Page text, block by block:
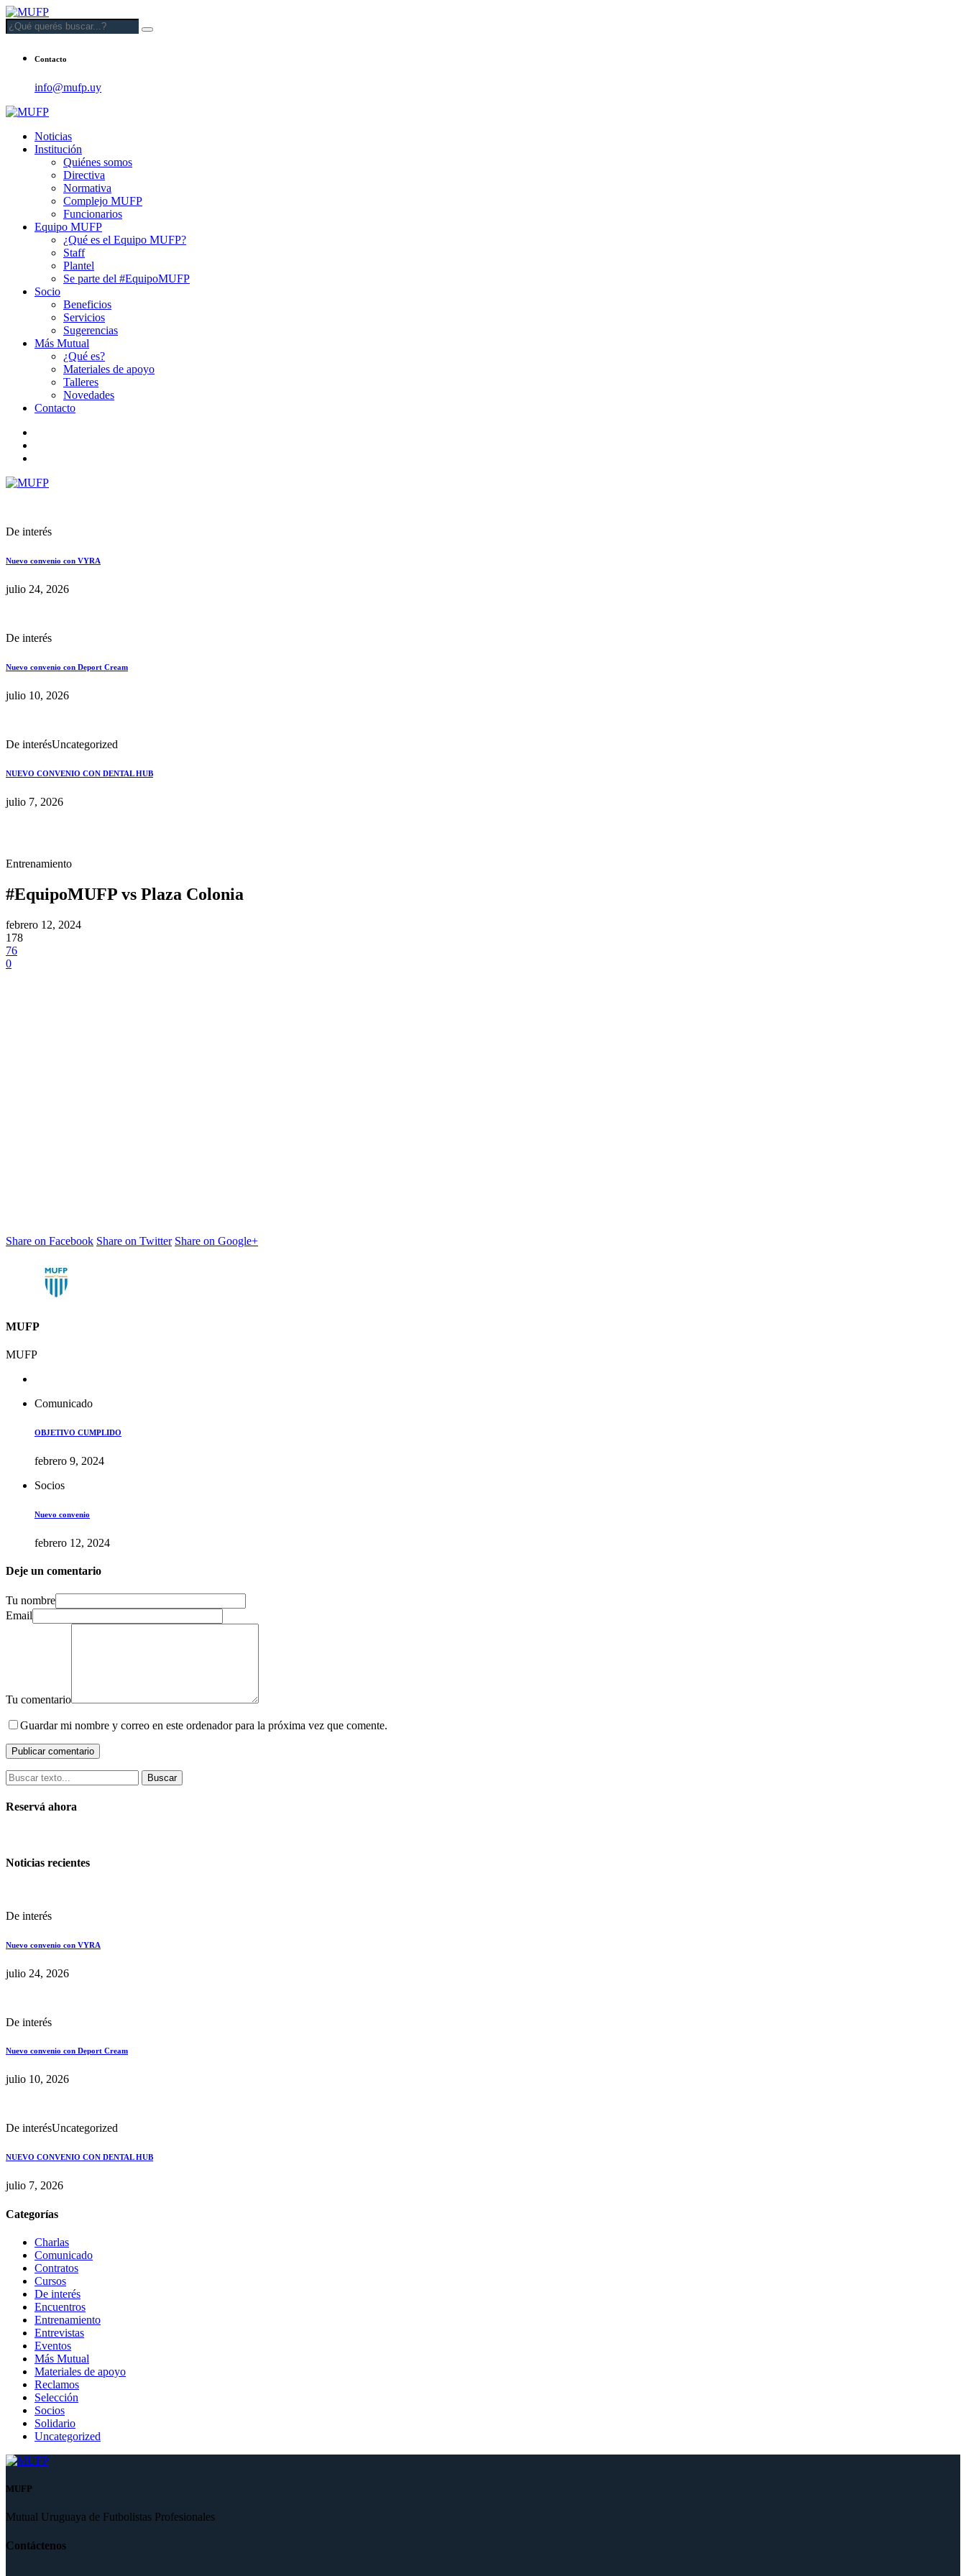
Contacto
info@mufp.uy
Noticias
Institución
Quiénes somos
Directiva
Normativa
Complejo MUFP
Funcionarios
Equipo MUFP
¿Qué es el Equipo MUFP?
Staff
Plantel
Se parte del #EquipoMUFP
Socio
Beneficios
Servicios
Sugerencias
Más Mutual
¿Qué es?
Materiales de apoyo
Talleres
Novedades
Contacto
De interés
Nuevo convenio con VYRA
julio 24, 2026
De interés
Nuevo convenio con Deport Cream
julio 10, 2026
De interésUncategorized
NUEVO CONVENIO CON DENTAL HUB
julio 7, 2026
Entrenamiento
#EquipoMUFP vs Plaza Colonia
febrero 12, 2024
178
76
0
Share on Facebook Share on Twitter Share on Google+
MUFP
MUFP
Comunicado
OBJETIVO CUMPLIDO
febrero 9, 2024
Socios
Nuevo convenio
febrero 12, 2024
Deje un comentario
Tu nombre
Email
Tu comentario
Guardar mi nombre y correo en este ordenador para la próxima vez que comente.
Buscar
Reservá ahora
Noticias recientes
De interés
Nuevo convenio con VYRA
julio 24, 2026
De interés
Nuevo convenio con Deport Cream
julio 10, 2026
De interésUncategorized
NUEVO CONVENIO CON DENTAL HUB
julio 7, 2026
Categorías
Charlas
Comunicado
Contratos
Cursos
De interés
Encuentros
Entrenamiento
Entrevistas
Eventos
Más Mutual
Materiales de apoyo
Reclamos
Selección
Socios
Solidario
Uncategorized
MUFP
Mutual Uruguaya de Futbolistas Profesionales
Contáctenos